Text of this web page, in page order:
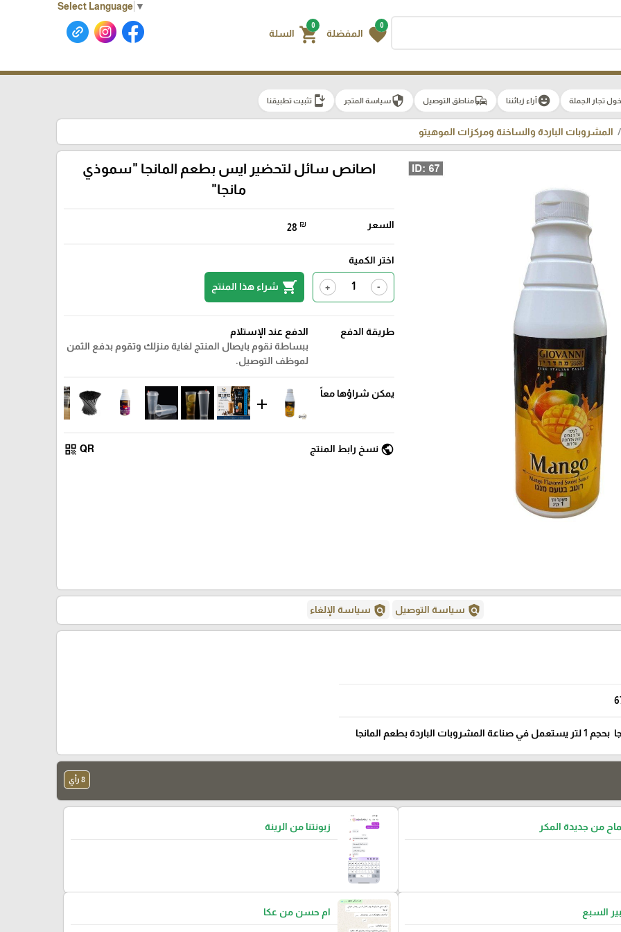
Select Language ▼
0
favorite المفضلة
0
shopping_cart السلة
تجار الجملة emoji_emotionsآراء زبائننا commuteمناطق التوصيل securityسياسة المتجر install_mobileتثبيت تطبيقنا
المشروبات الباردة والساخنة ومركزات الموهيتو
اصانص سائل لتحضير ايس بطعم المانجا "سموذي
مانجا"
السعر 28 ₪
اختر الكمية
-
+
shopping_cart شراء هذا المنتج
طريقة الدفع
الدفع عند الإستلام
ببساطة نقوم بايصال المنتج لغاية منزلك وتقوم بدفع الثمن
لموظف التوصيل.
يمكن شراؤها معاً
add
public نسخ رابط المنتج QR
qr_code
policy سياسة التوصيل policy سياسة الإلغاء
بطعم المانجا
8 رأي
من جديدة المكر زبونتنا من الرينة
السبع ام حسن من عكا